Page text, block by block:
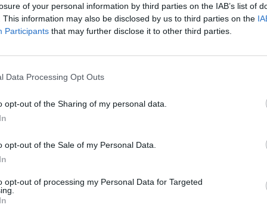
of your personal information by third parties on the IAB’s list of
This information may also be disclosed by us to third parties on the
Participants that may further disclose it to other third parties.
Data Processing Opt Outs
opt-out of the Sharing of my personal data.
opt-out of the Sale of my Personal Data.
opt-out of processing my Personal Data for Targeted
& μικρή έκρηξη σε κολώνα ηλεκτροδότησης
ντοκουμέντο με σπινθήρες & μικρή έκρηξη σε κολώνα
Λασίθι: Η νέα Διοίκηση του Συλλόγου Ιδιωτικών
ΚΡΗΤΗ 10:34
Λασίθι: Η νέα Διοίκηση του
Λασίθι: Η νέα Διοίκηση του